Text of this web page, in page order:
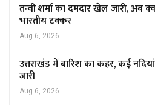
तन्वी शर्मा का दमदार खेल जारी, अब
भारतीय टक्कर
Aug 6, 2026
उत्तराखंड में बारिश का कहर, कई
जारी
Aug 6, 2026